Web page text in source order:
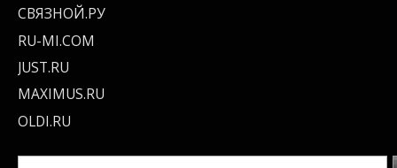
СВЯЗНОЙ.РУ
RU-MI.COM
JUST.RU
MAXIMUS.RU
OLDI.RU